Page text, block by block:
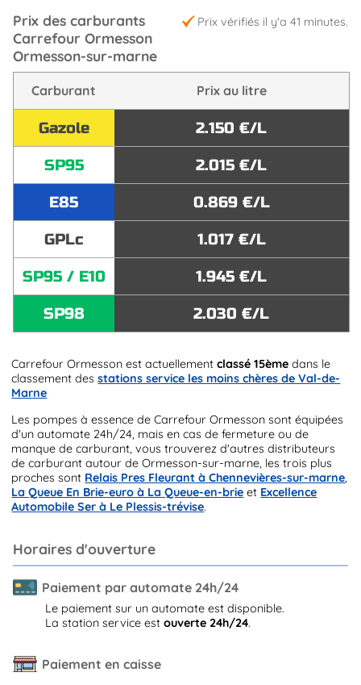
Prix vérifiés il y'a 41 minutes.
Prix des carburants
Carrefour Ormesson
Ormesson-sur-marne
Carburant Prix au litre
Gazole
2.150 €/L
SP95
2.015 €/L
E85
0.869 €/L
GPLc
1.017 €/L
SP95 / E10
1.945 €/L
SP98
2.030 €/L
Carrefour Ormesson est actuellementclassé 15ème dans le
classement desstations service les moins chères de Val-de-
Marne
Les pompes à essence de Carrefour Ormesson sont équipées
d'un automate 24h/24, mais en cas de fermeture ou de
manque de carburant, vous trouverez d'autres distributeurs
de carburant autour de Ormesson-sur-marne, les trois plus
proches sont Relais Pres Fleurant à Chennevières-sur-marne,
La Queue En Brie-euro à La Queue-en-brie et Excellence
Automobile Ser à Le Plessis-trévise.
Horaires d'ouverture
Paiement par automate 24h/24
Le paiement sur un automate est disponible.
La station service est ouverte 24h/24.
Paiement en caisse